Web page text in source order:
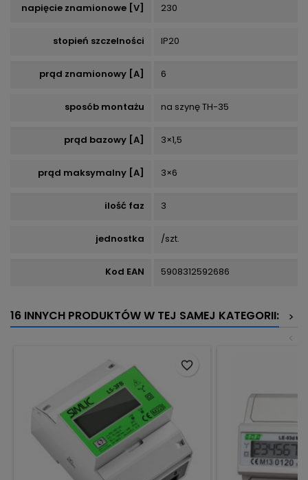
napięcie znamionowe [V] 230
stopień szczelności IP20
prąd znamionowy [A] 6
sposób montażu na szynę TH-35
prąd bazowy [A] 3×1,5
prąd maksymalny [A] 3×6
ilość faz 3
jednostka /szt.
Kod EAN 5908312592686
16 INNYCH PRODUKTÓW W TEJ SAMEJ KATEGORII:
>
<
favorite_border